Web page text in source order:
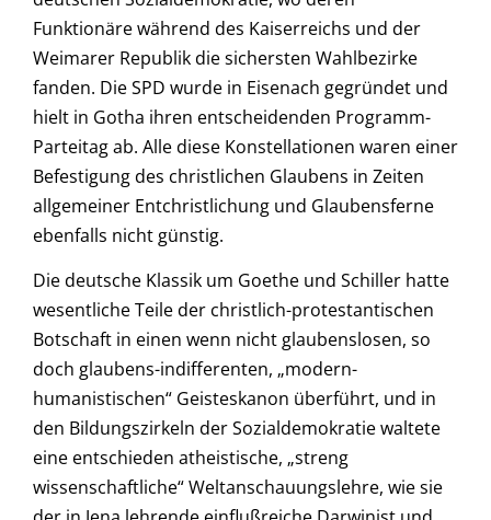
Funktionäre während des Kaiserreichs und der
Weimarer Republik die sichersten Wahlbezirke
fanden. Die SPD wurde in Eisenach gegründet und
hielt in Gotha ihren entscheidenden Programm-
Parteitag ab. Alle diese Konstellationen waren einer
Befestigung des christlichen Glaubens in Zeiten
allgemeiner Entchristlichung und Glaubensferne
ebenfalls nicht günstig.
Die deutsche Klassik um Goethe und Schiller hatte
wesentliche Teile der christlich-protestantischen
Botschaft in einen wenn nicht glaubenslosen, so
doch glaubens-indifferenten, „modern-
humanistischen“ Geisteskanon überführt, und in
den Bildungszirkeln der Sozialdemokratie waltete
eine entschieden atheistische, „streng
wissenschaftliche“ Weltanschauungslehre, wie sie